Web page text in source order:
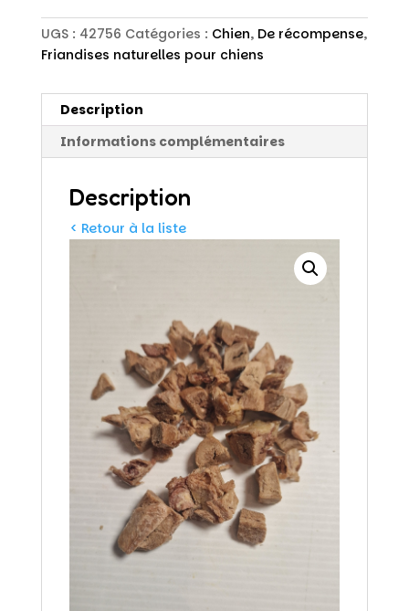
UGS : 42756 Catégories : Chien, De récompense,
Friandises naturelles pour chiens
Description
Informations complémentaires
Description
< Retour à la liste